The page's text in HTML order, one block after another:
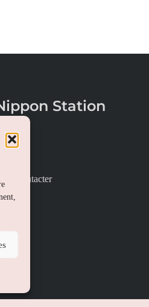
Station
À propos
contacter